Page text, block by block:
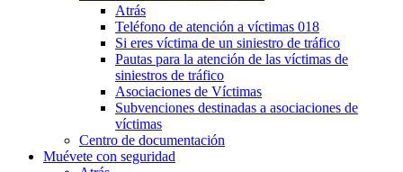
Atrás
Teléfono de atención a víctimas 018
Si eres víctima de un siniestro de tráfico
Pautas para la atención de las víctimas de
siniestros de tráfico
Asociaciones de Víctimas
Subvenciones destinadas a asociaciones de
víctimas
Centro de documentación
Muévete con seguridad